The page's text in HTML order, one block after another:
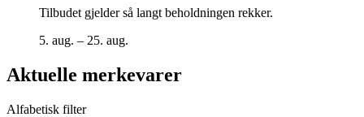
Tilbudet gjelder så langt beholdningen rekker.
5. aug. – 25. aug.
Aktuelle merkevarer
Alfabetisk filter